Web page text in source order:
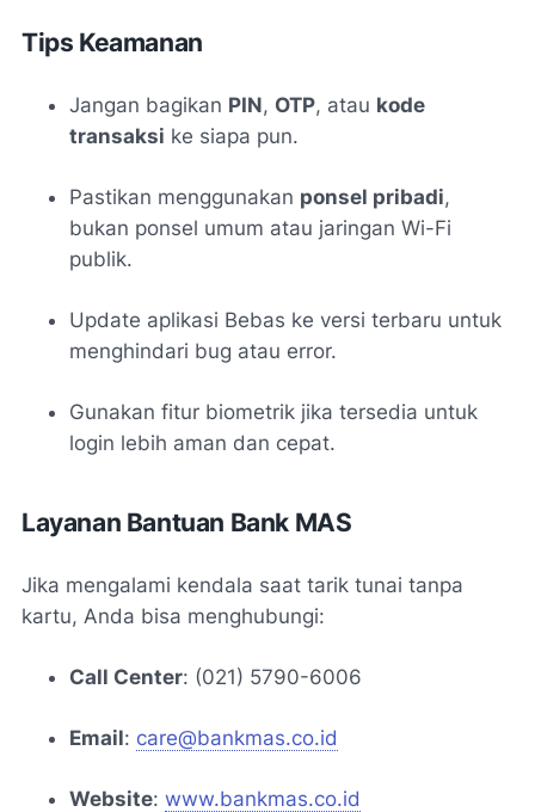
Tips Keamanan
Jangan bagikan PIN, OTP, atau kode
transaksi ke siapa pun.
Pastikan menggunakan ponsel pribadi,
bukan ponsel umum atau jaringan Wi-Fi
publik.
Update aplikasi Bebas ke versi terbaru untuk
menghindari bug atau error.
Gunakan fitur biometrik jika tersedia untuk
login lebih aman dan cepat.
Layanan Bantuan Bank MAS
Jika mengalami kendala saat tarik tunai tanpa
kartu, Anda bisa menghubungi:
Call Center: (021) 5790-6006
Email: care@bankmas.co.id
Website: www.bankmas.co.id